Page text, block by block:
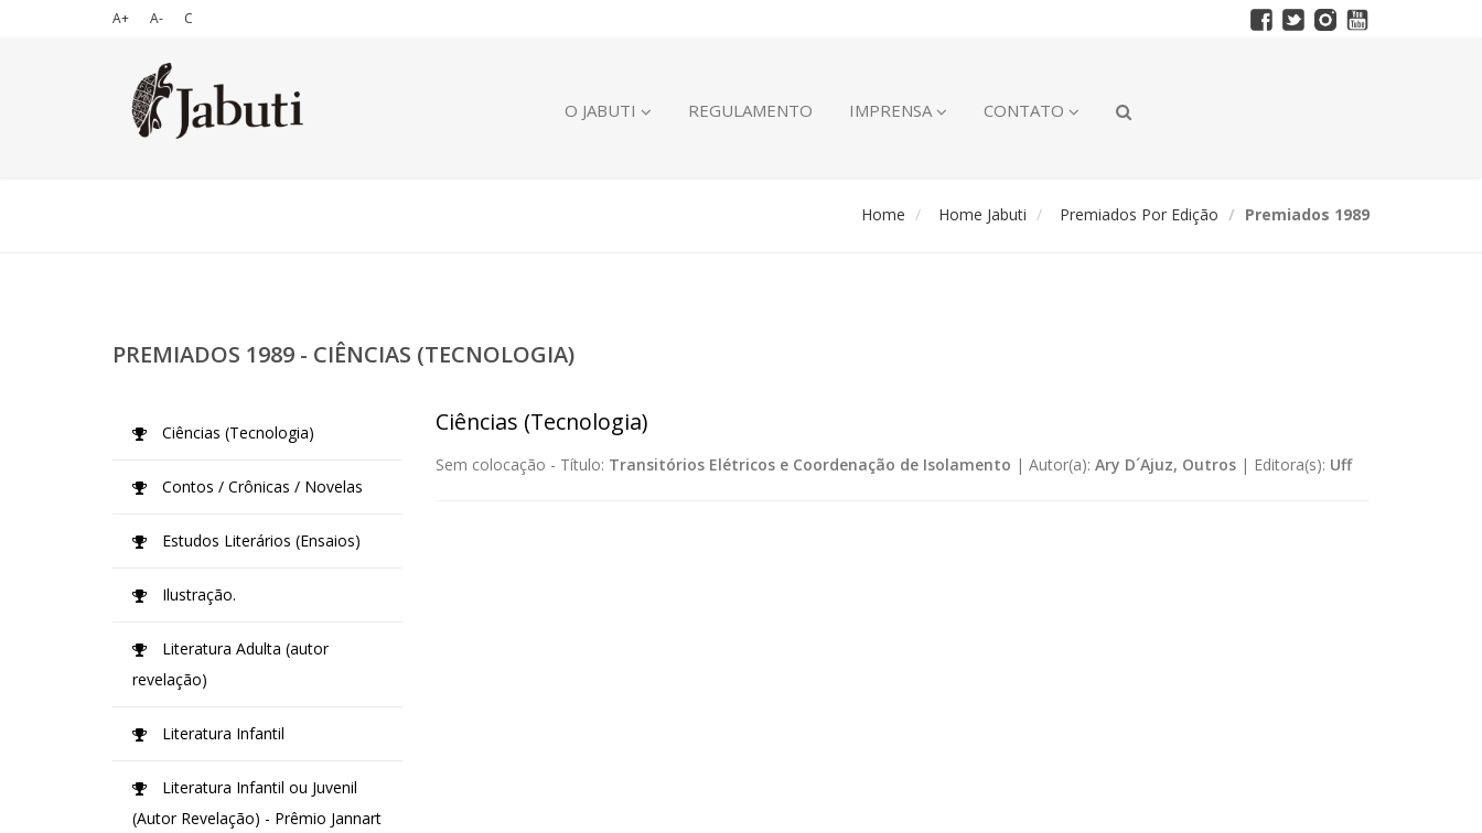
A+ A- C
O JABUTI REGULAMENTO IMPRENSA CONTATO
Home Home Jabuti Premiados Por Edição Premiados 1989
PREMIADOS 1989 - CIÊNCIAS (TECNOLOGIA)
Ciências (Tecnologia)
Sem colocação - Título: Transitórios Elétricos e Coordenação de Isolamento | Autor(a): Ary D´Ajuz, Outros| Editora(s): Uff
Ciências (Tecnologia)
Contos / Crônicas / Novelas
Estudos Literários (Ensaios)
Ilustração.
Literatura Adulta (autor
revelação)
Literatura Infantil
Literatura Infantil ou Juvenil
(Autor Revelação) - Prêmio Jannart